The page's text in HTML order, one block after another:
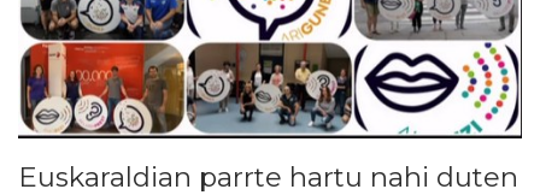
Euskaraldian parrte hartu nahi duten